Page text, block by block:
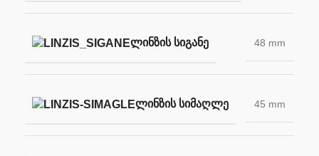
ᲚᲘᲜᲖᲘᲡ ᲡᲘᲒᲐᲜᲔ 48 mm
ᲚᲘᲜᲖᲘᲡ ᲡᲘᲛᲐᲦᲚᲔ 45 mm